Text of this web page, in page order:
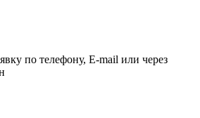
по телефону, E-mail или через